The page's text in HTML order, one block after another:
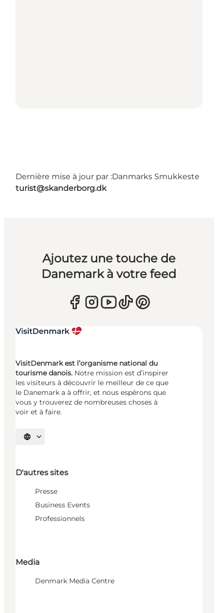
Dernière mise à jour par :Danmarks Smukkeste
turist@skanderborg.dk
Ajoutez une touche de
Danemark à votre feed
VisitDenmark est l’organisme national du
tourisme danois. Notre mission est d’inspirer
les visiteurs à découvrir le meilleur de ce que
le Danemark a à offrir, et nous espérons que
vous y trouverez de nombreuses choses à
voir et à faire.
Choisissez la langue
D'autres sites
Presse
Business Events
Professionnels
Media
Denmark Media Centre